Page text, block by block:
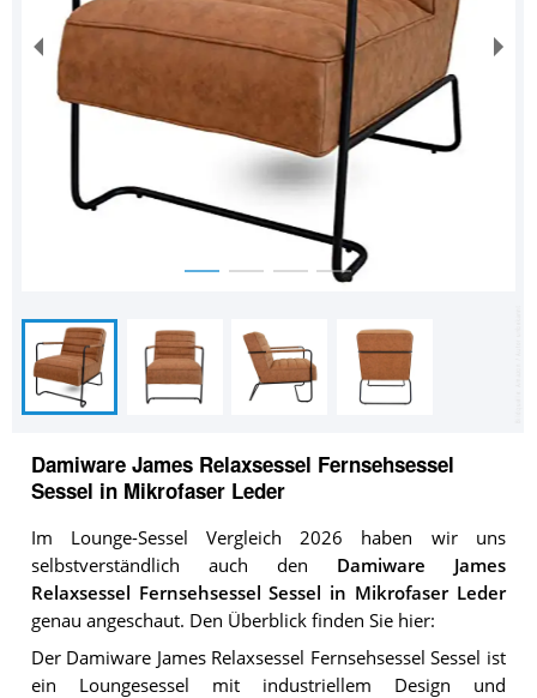
Damiware James Relaxsessel Fernsehsessel
Sessel in Mikrofaser Leder
Im Lounge-Sessel Vergleich 2026 haben wir uns
selbstverständlich auch den Damiware James
Relaxsessel Fernsehsessel Sessel in Mikrofaser Leder
genau angeschaut. Den Überblick finden Sie hier:
Der Damiware James Relaxsessel Fernsehsessel Sessel ist
ein Loungesessel mit industriellem Design und